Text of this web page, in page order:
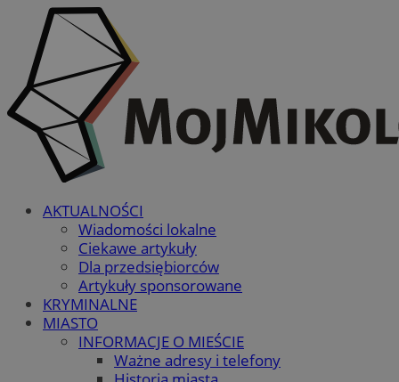
AKTUALNOŚCI
Wiadomości lokalne
Ciekawe artykuły
Dla przedsiębiorców
Artykuły sponsorowane
KRYMINALNE
MIASTO
INFORMACJE O MIEŚCIE
Ważne adresy i telefony